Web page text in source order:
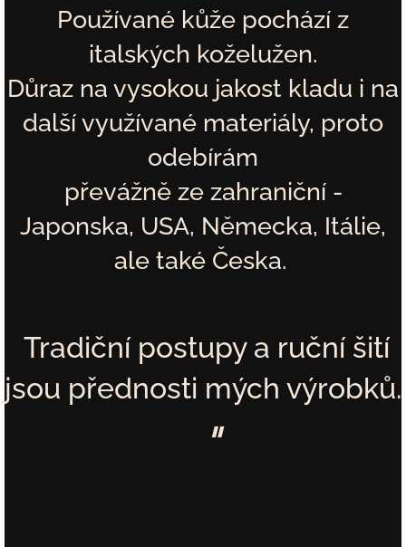
Používané kůže pochází z
italských koželužen.
Důraz na vysokou jakost kladu i na
další využívané materiály, proto
odebírám
převážně ze zahraniční -
Japonska, USA, Německa, Itálie,
ale také Česka.
Tradiční postupy a ruční šití
jsou přednosti mých výrobků.
"